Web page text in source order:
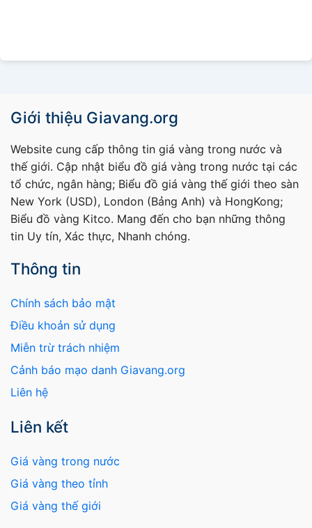
Giới thiệu Giavang.org
Website cung cấp thông tin giá vàng trong nước và
thế giới. Cập nhật biểu đồ giá vàng trong nước tại các
tổ chức, ngân hàng; Biểu đồ giá vàng thế giới theo sàn
New York (USD), London (Bảng Anh) và HongKong;
Biểu đồ vàng Kitco. Mang đến cho bạn những thông
tin Uy tín, Xác thực, Nhanh chóng.
Thông tin
Chính sách bảo mật
Điều khoản sử dụng
Miễn trừ trách nhiệm
Cảnh báo mạo danh Giavang.org
Liên hệ
Liên kết
Giá vàng trong nước
Giá vàng theo tỉnh
Giá vàng thế giới